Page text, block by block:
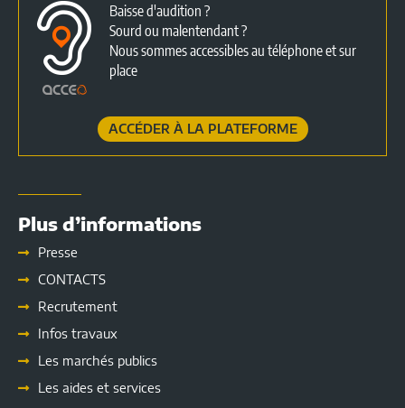
Baisse d'audition ?
Sourd ou malentendant ?
Nous sommes accessibles au téléphone et sur
place
ACCÉDER À LA PLATEFORME
Plus d’informations
Presse
CONTACTS
Recrutement
Infos travaux
Les marchés publics
Les aides et services